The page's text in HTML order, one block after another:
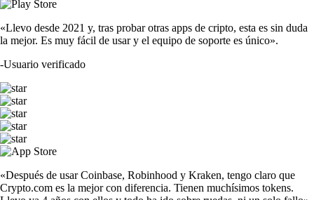
«Llevo desde 2021 y, tras probar otras apps de cripto, esta es sin duda
la mejor. Es muy fácil de usar y el equipo de soporte es único».
-Usuario verificado
«Después de usar Coinbase, Robinhood y Kraken, tengo claro que
Crypto.com es la mejor con diferencia. Tienen muchísimos tokens.